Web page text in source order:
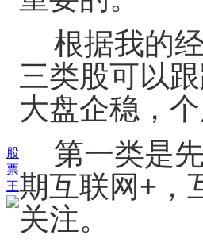
股
票
王
根据我的经
三类股可以
大盘企稳，
第一类是先
期互联网+，
关注。